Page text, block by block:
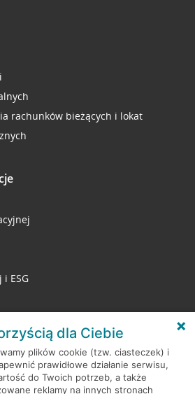
rachunków bieżących i lokat
ESG
dla Ciebie
plików cookie (tzw. ciasteczek) i
prawidłowe działanie serwisu,
do Twoich potrzeb, a także
reklamy na innych stronach